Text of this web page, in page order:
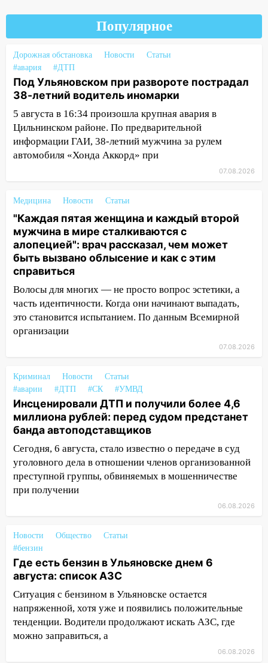
Гороскоп на 7 августа: пятница
принесет прилив творческой энергии и
отличные шансы исправить старые
ошибки
06.08.2026
23:20 Прогноз погоды на 7 августа в
Ульяновской области
20:04 Ульяновцев приглашают на забег,
посвящённый Дню воздушного флота
России
руководителя частной компании
наказали за сокрытие прошлого своего
сотрудник
18:02 В Ульяновск едут звезды
баскетбола!
17:08
Ульяновский областной суд
оставил в силе приговор руководству
«УльяновскФармации» за махинации на
3,2 млн рублей
16:09
16:02
В Ульяновской области убрали
более 28% площадей зерновых и
зернобобовых культур
15:51
Бросила кирпич в жену брата: в
Ульяновской области завели дело на
агрессивную женщину
15:47 На улице Радищева сбили
курьера: крупная авария в Ульяновске
новый кавалер женщины оказался
рецидивистом
14:26 В Ульяновске ограничат движение
по улице Ефремова
14:23 67% ульяновцев готовы
передумать увольняться, если им
повысят зарплату
Инсценировали ДТП и получили
Популярное
Дорожная обстановка Новости
Статьи
#авария
#ДТП
Под Ульяновском при развороте пострадал
38-летний водитель иномарки
5 августа в 16:34 произошла крупная авария в
Цильнинском районе. По предварительной
информации ГАИ, 38-летний мужчина за рулем
автомобиля «Хонда Аккорд» при
07.08.2026
Медицина Новости Статьи
"Каждая пятая женщина и каждый второй
мужчина в мире сталкиваются с
алопецией": врач рассказал, чем может
быть вызвано облысение и как с этим
справиться
Волосы для многих — не просто вопрос эстетики, а
часть идентичности. Когда они начинают выпадать,
это становится испытанием. По данным Всемирной
организации
07.08.2026
Криминал Новости
Статьи
#аварии
#ДТП #СК #УМВД
Инсценировали ДТП и получили более 4,6
миллиона рублей: перед судом предстанет
банда автоподставщиков
Сегодня, 6 августа, стало известно о передаче в суд
уголовного дела в отношении членов организованной
преступной группы, обвиняемых в мошенничестве
при получении
06.08.2026
Новости Общество
Статьи
#бензин
Где есть бензин в Ульяновске днем 6
августа: список АЗС
Ситуация с бензином в Ульяновске остается
напряженной, хотя уже и появились положительные
тенденции. Водители продолжают искать АЗС, где
можно заправиться, а
06.08.2026